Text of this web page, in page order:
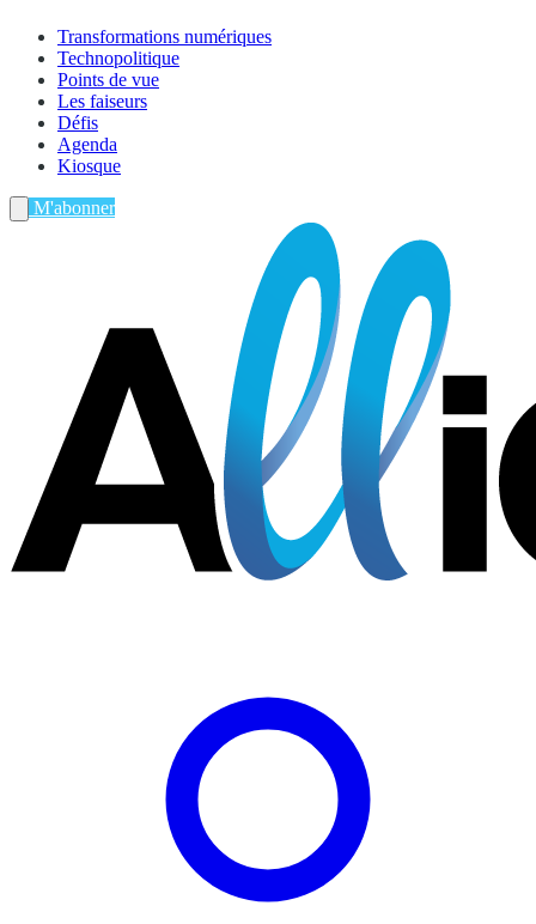
Transformations numériques
Technopolitique
Points de vue
Les faiseurs
Défis
Agenda
Kiosque
M'abonner